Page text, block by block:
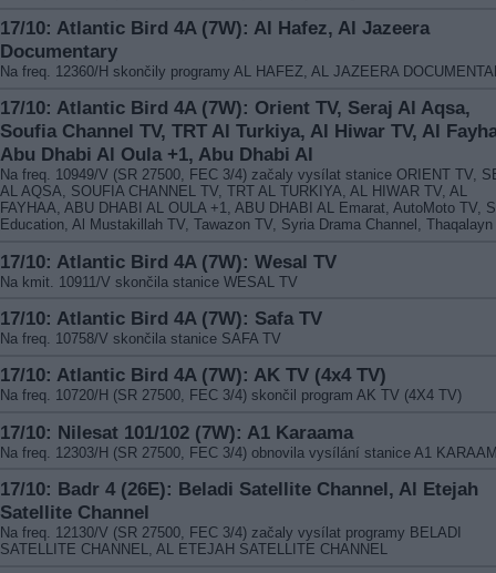
17/10: Atlantic Bird 4A (7W): Al Hafez, Al Jazeera
Documentary
Na freq. 12360/H skončily programy AL HAFEZ, AL JAZEERA
17/10: Atlantic Bird 4A (7W): Orient TV, Seraj Al Aqsa,
Soufia Channel TV, TRT Al Turkiya, Al Hiwar TV, Al
Abu Dhabi Al Oula +1, Abu Dhabi Al
Na freq. 10949/V (SR 27500, FEC 3/4) začaly vysílat stanice ORIENT TV,
AL AQSA, SOUFIA CHANNEL TV, TRT AL TURKIYA, AL HIWAR TV, AL
FAYHAA, ABU DHABI AL OULA +1, ABU DHABI AL Emarat, AutoMoto TV,
Education, Al Mustakillah TV, Tawazon TV, Syria Drama Channel,
17/10: Atlantic Bird 4A (7W): Wesal TV
Na kmit. 10911/V skončila stanice WESAL TV
17/10: Atlantic Bird 4A (7W): Safa TV
Na freq. 10758/V skončila stanice SAFA TV
17/10: Atlantic Bird 4A (7W): AK TV (4x4 TV)
Na freq. 10720/H (SR 27500, FEC 3/4) skončil program AK TV (4X4 TV)
17/10: Nilesat 101/102 (7W): A1 Karaama
Na freq. 12303/H (SR 27500, FEC 3/4) obnovila vysílání stanice A1
17/10: Badr 4 (26E): Beladi Satellite Channel, Al Etejah
Satellite Channel
Na freq. 12130/V (SR 27500, FEC 3/4) začaly vysílat programy BELADI
SATELLITE CHANNEL, AL ETEJAH SATELLITE CHANNEL